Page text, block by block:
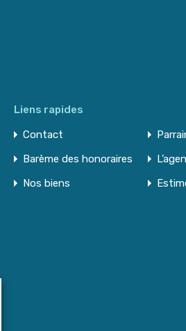
Liens rapides
Contact
Barème des honoraires
Nos biens